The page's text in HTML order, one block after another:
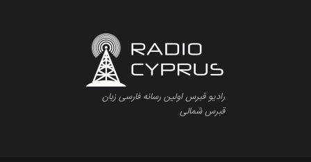
رادیو قبرس اولین رسانه فارسی زبان
قبرس شمالی